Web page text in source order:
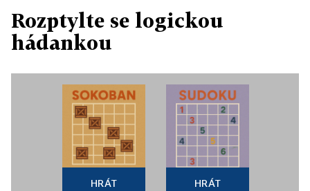
Rozptylte se logickou
hádankou
HRÁT HRÁT